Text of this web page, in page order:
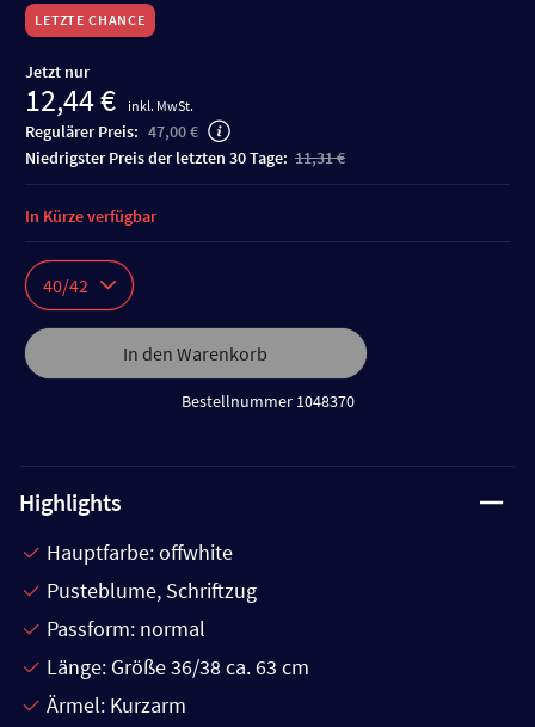
LETZTE CHANCE
Jetzt nur
12,44 € inkl. MwSt.
Regulärer Preis: 47,00 €
niedrigster Preis der letzten 30 Tage: 11,31 €
40/42
In den Warenkorb
Bestellnummer 1048370
In Kürze verfügbar
Highlights
Hauptfarbe: offwhite
Pusteblume, Schriftzug
Passform: normal
Länge: Größe 36/38 ca. 63 cm
Ärmel: Kurzarm